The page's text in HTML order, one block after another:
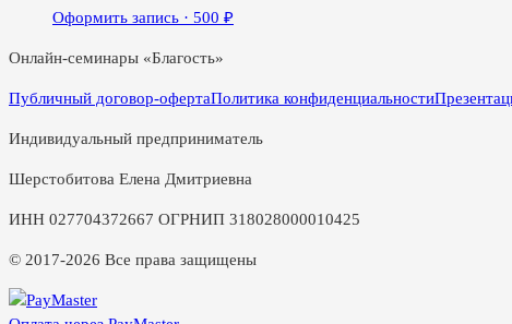
Оформить запись · 500 ₽
Онлайн-семинары «Благость»
Публичный договор-офертаПолитика конфиденциальности
Индивидуальный предприниматель
Шерстобитова Елена Дмитриевна
ИНН 027704372667 ОГРНИП 318028000010425
© 2017-2026 Все права защищены